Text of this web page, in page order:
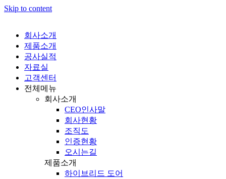
Skip to content
회사소개
제품소개
공사실적
자료실
고객센터
전체메뉴
회사소개
CEO인사말
회사현황
조직도
인증현황
오시는길
제품소개
하이브리드 도어